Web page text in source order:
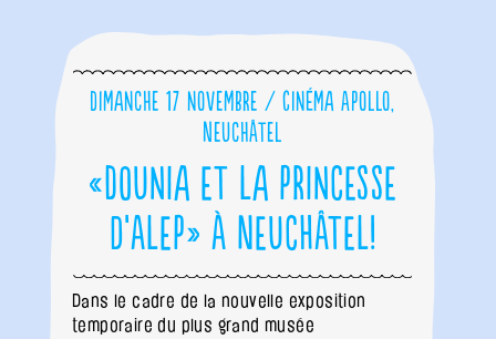
Dimanche 17 novembre / Cinéma Apollo,
Neuchâtel
«Dounia et la princesse
d’Alep» à Neuchâtel!
Dans le cadre de la nouvelle exposition
temporaire du plus grand musée